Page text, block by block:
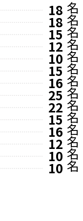
18
18
15
12
10
15
16
25
22
15
16
12
10
10